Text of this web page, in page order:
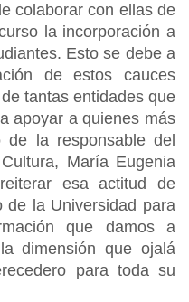
colaborar con ellas de
la incorporación a
Esto se debe a
de estos cauces
tantas entidades que
apoyar a quienes más
la responsable del
María Eugenia
esa actitud de
de la Universidad para
que damos a
dimensión que ojalá
para toda su